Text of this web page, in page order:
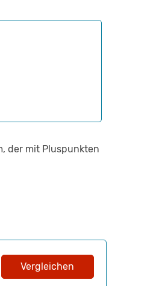
der mit Pluspunkten
Vergleichen